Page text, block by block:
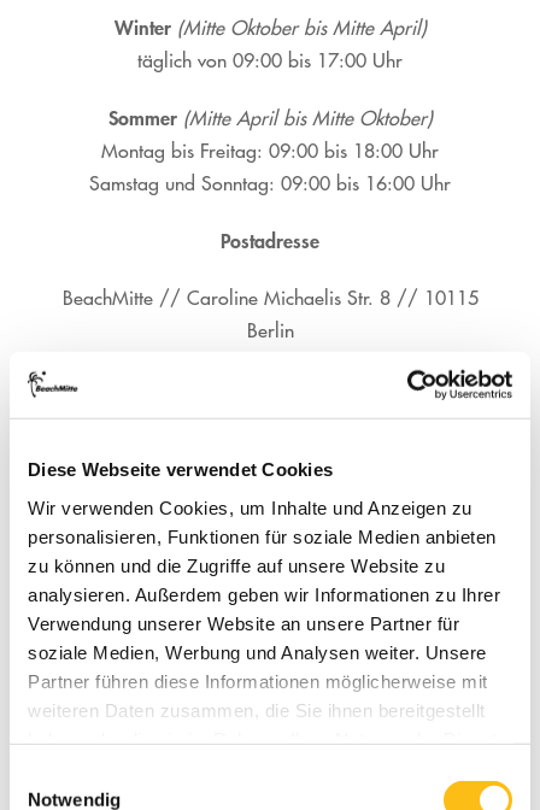
Diese Webseite verwendet Cookies
Wir verwenden Cookies, um Inhalte und Anzeigen zu
personalisieren, Funktionen für soziale Medien anbieten
zu können und die Zugriffe auf unsere Website zu
analysieren. Außerdem geben wir Informationen zu Ihrer
Verwendung unserer Website an unsere Partner für
soziale Medien, Werbung und Analysen weiter. Unsere
Partner führen diese Informationen möglicherweise mit
weiteren Daten zusammen, die Sie ihnen bereitgestellt
Notwendig
Winter (Mitte Oktober bis Mitte April)
täglich von 09:00 bis 17:00 Uhr
Sommer (Mitte April bis Mitte Oktober)
Montag bis Freitag: 09:00 bis 18:00 Uhr
Samstag und Sonntag: 09:00 bis 16:00 Uhr
Postadresse
BeachMitte // Caroline Michaelis Str. 8 // 10115
Berlin